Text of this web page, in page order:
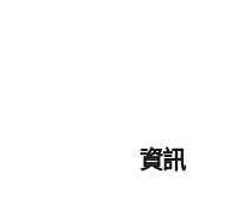
資訊